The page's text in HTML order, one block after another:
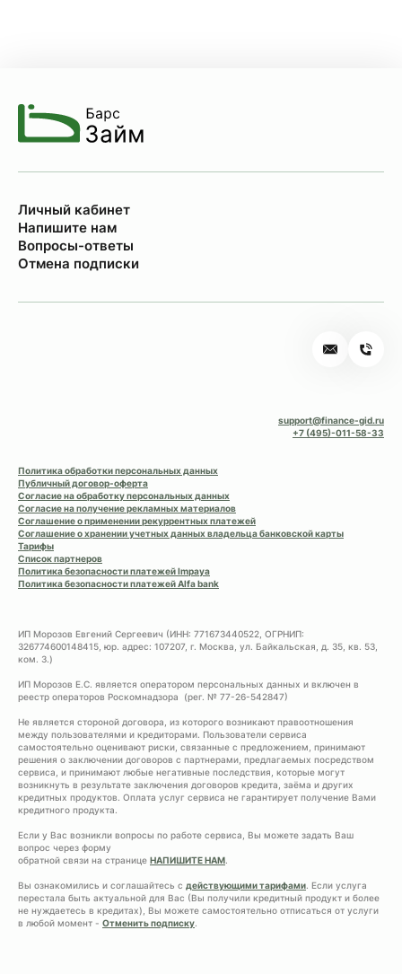
Личный кабинет
Напишите нам
Вопросы-ответы
Отмена подписки
support@finance-gid.ru
+7 (495)-011-58-33
Политика обработки персональных данных
Публичный договор-оферта
Согласие на обработку персональных данных
Согласие на получение рекламных материалов
Соглашение о применении рекуррентных платежей
Соглашение о хранении учетных данных владельца банковской карты
Тарифы
Список партнеров
Политика безопасности платежей Impaya
Политика безопасности платежей Alfa bank
ИП Морозов Евгений Сергеевич (ИНН: 771673440522, ОГРНИП:
326774600148415, юр. адрес: 107207, г. Москва, ул. Байкальская, д. 35, кв. 53,
ком. 3.)
ИП Морозов Е.С. является оператором персональных данных и включен в
реестр операторов Роскомнадзора (рег. № 77-26-542847)
Не является стороной договора, из которого возникают правоотношения
между пользователями и кредиторами. Пользователи сервиса
самостоятельно оценивают риски, связанные с предложением, принимают
решения о заключении договоров с партнерами, предлагаемых посредством
сервиса, и принимают любые негативные последствия, которые могут
возникнуть в результате заключения договоров кредита, заёма и других
кредитных продуктов. Оплата услуг сервиса не гарантирует получение Вами
кредитного продукта.
Если у Вас возникли вопросы по работе сервиса, Вы можете задать Ваш
вопрос через форму
обратной связи на странице НАПИШИТЕ НАМ.
Вы ознакомились и соглашайтесь с действующими тарифами. Если услуга
перестала быть актуальной для Вас (Вы получили кредитный продукт и более
не нуждаетесь в кредитах), Вы можете самостоятельно отписаться от услуги
в любой момент - Отменить подписку.